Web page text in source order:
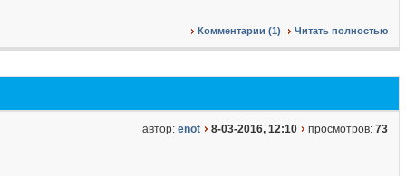
Комментарии (1) Читать полностью
автор: enot 8-03-2016, 12:10 просмотров: 73